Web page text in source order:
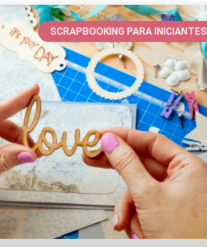
SCRAPBOOKING PARA INICIANTES